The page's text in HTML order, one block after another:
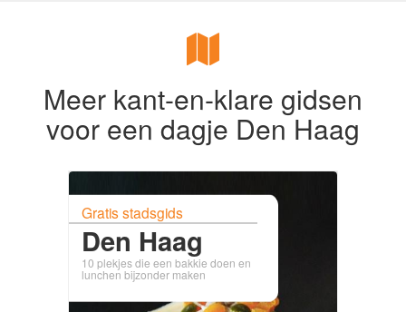
Meer kant-en-klare gidsen
voor een dagje Den Haag
Gratis stadsgids
Den Haag
10 plekjes die een bakkie doen en
lunchen bijzonder maken